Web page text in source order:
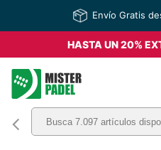
Envío Gratis
HASTA UN 20%